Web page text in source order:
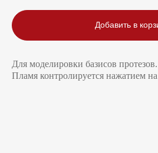
Добавить в
Для моделировки базисов протезов.
Пламя контролируется нажатием